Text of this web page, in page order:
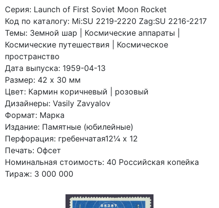
Серия: Launch of First Soviet Moon Rocket
Код по каталогy: Mi:SU 2219-2220 Zag:SU 2216-2217
Темы: Земной шар | Космические аппараты |
Космические путешествия | Космическое
пространство
Дата выпуска: 1959-04-13
Размер: 42 x 30 мм
Цвет: Кармин коричневый | розовый
Дизайнеры: Vasily Zavyalov
Формат: Марка
Издание: Памятные (юбилейные)
Перфорация: гребенчатая12¼ x 12
Печать: Офсет
Номинальная стоимость: 40 Российская копейка
Тираж: 3 000 000